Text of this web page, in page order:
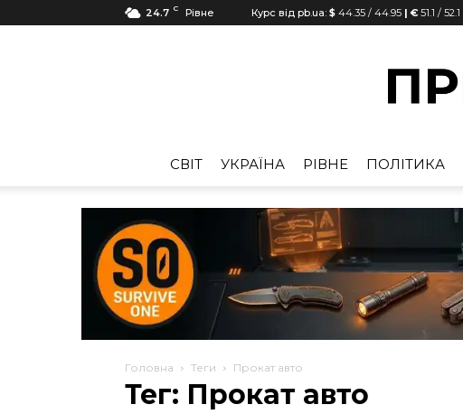
24.7 C Рівне Курс від pb.ua: $ 44.35 / 44.95 | € 51.1 / 52.1
CВІТ УКРАЇНА РІВНЕ ПОЛІТИКА
Головна Теги Прокат авто
Тег: Прокат авто